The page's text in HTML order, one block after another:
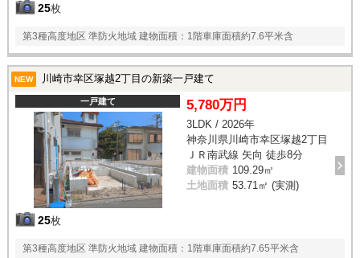
25枚
第3種高度地区 準防火地域 建物面積：1階車庫面積約7.6平米含
NEW 川崎市幸区塚越2丁目の新築一戸建て
一戸建て
25枚
5,780万円
3LDK / 2026年
神奈川県川崎市幸区塚越2丁目
ＪＲ南武線 矢向 徒歩8分
建物面積 109.29㎡
土地面積 53.71㎡ (実測)
第3種高度地区 準防火地域 建物面積：1階車庫面積約7.65平米含